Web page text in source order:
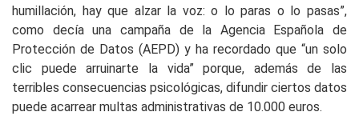
humillación, hay que alzar la voz: o lo paras o lo pasas”,
como decía una campaña de la Agencia Española de
Protección de Datos (AEPD) y ha recordado que “un solo
clic puede arruinarte la vida” porque, además de las
terribles consecuencias psicológicas, difundir ciertos datos
puede acarrear multas administrativas de 10.000 euros.